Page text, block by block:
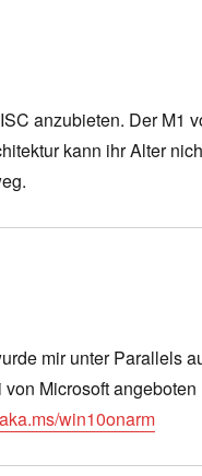
anzubieten. Der M1
kann ihr Alter
mir unter Parallels
Microsoft
win10onarm